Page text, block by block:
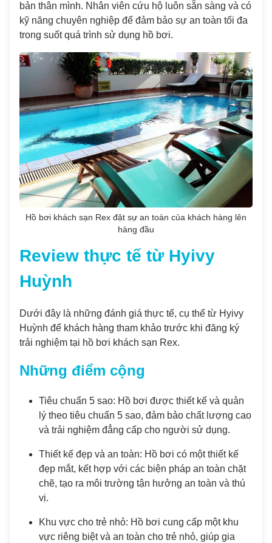
bản thân mình. Nhân viên cứu hộ luôn sẵn sàng và có
kỹ năng chuyên nghiệp để đảm bảo sự an toàn tối đa
trong suốt quá trình sử dụng hồ bơi.
Hồ bơi khách sạn Rex đặt sự an toàn của khách hàng lên
hàng đầu
Review thực tế từ Hyivy
Huỳnh
Dưới đây là những đánh giá thực tế, cụ thể từ Hyivy
Huỳnh để khách hàng tham khảo trước khi đăng ký
trải nghiệm tại hồ bơi khách sạn Rex.
Những điểm cộng
Tiêu chuẩn 5 sao: Hồ bơi được thiết kế và quản
lý theo tiêu chuẩn 5 sao, đảm bảo chất lượng cao
và trải nghiệm đẳng cấp cho người sử dụng.
Thiết kế đẹp và an toàn: Hồ bơi có một thiết kế
đẹp mắt, kết hợp với các biện pháp an toàn chặt
chẽ, tạo ra môi trường tận hưởng an toàn và thú
vị.
Khu vực cho trẻ nhỏ: Hồ bơi cung cấp một khu
vực riêng biệt và an toàn cho trẻ nhỏ, giúp gia